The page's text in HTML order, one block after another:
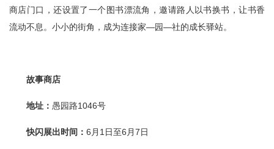
商店门口，还设置了一个图书漂流角，邀请路人以书换书，让书香
流动不息。小小的街角，成为连接家—园—社的成长驿站。
故事商店
地址： 愚园路1046号
快闪展出时间： 6月1日至6月7日